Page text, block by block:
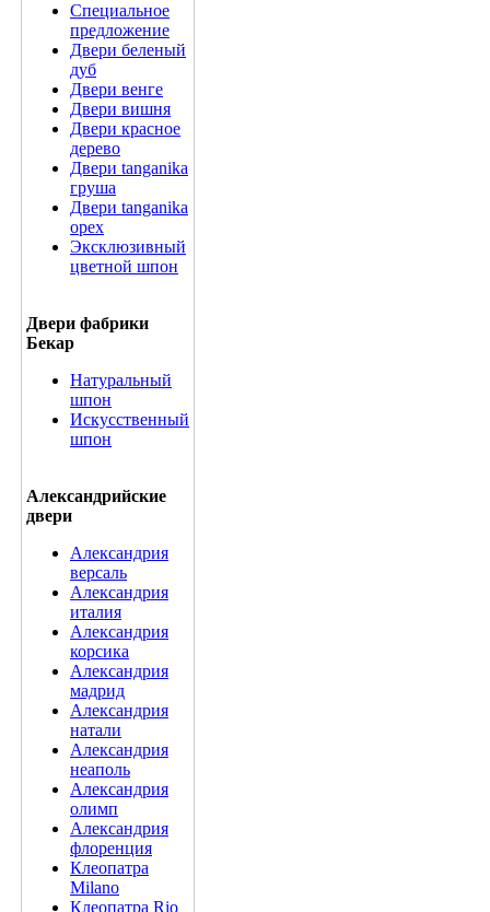
Специальное
предложение
Двери беленый
дуб
Двери венге
Двери вишня
Двери красное
дерево
Двери tanganika
груша
Двери tanganika
oрех
Эксклюзивный
цветной шпон
Двери фабрики
Бекар
Натуральный
шпон
Искусственный
шпон
Александрийские
двери
Александрия
версаль
Александрия
италия
Александрия
корсика
Александрия
мадрид
Александрия
натали
Александрия
неаполь
Александрия
олимп
Александрия
флоренция
Клеопатра
Milano
Клеопатра Rio